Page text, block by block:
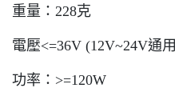
重量：228克
電壓<=36V (12V~24V通
功率：>=120W